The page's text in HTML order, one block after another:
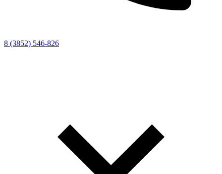
8 (3852) 546-826